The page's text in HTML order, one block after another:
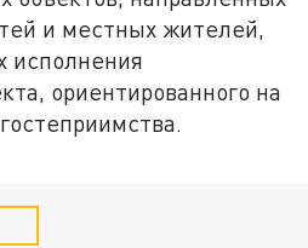
и местных жителей,
исполнения
ориентированного на